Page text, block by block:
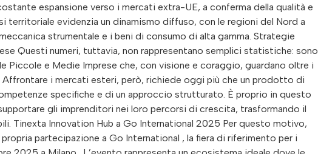
espansione verso i mercati extra-UE, a conferma della qualità e
territoriale evidenzia un dinamismo diffuso, con le regioni del Nord a
strumentale e i beni di consumo di alta gamma. Strategie
Questi numeri, tuttavia, non rappresentano semplici statistiche: sono
Piccole e Medie Imprese che, con visione e coraggio, guardano oltre i
i mercati esteri, però, richiede oggi più che un prodotto di
specifiche e di un approccio strutturato. È proprio in questo
gli imprenditori nei loro percorsi di crescita, trasformando il
Tinexta Innovation Hub a Go International 2025 Per questo motivo,
partecipazione a Go International , la fiera di riferimento per i